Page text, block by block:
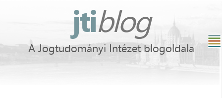
jtiblog
A Jogtudományi Intézet blogoldala